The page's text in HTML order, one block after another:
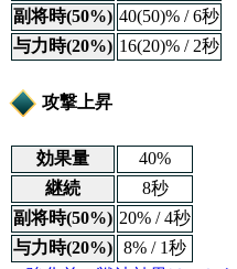
副将時(50%) 40(50)% / 6秒
与力時(20%) 16(20)% / 2秒
攻撃上昇
効果量
40%
継続
8秒
副将時(50%) 20% / 4秒
与力時(20%) 8% / 1秒